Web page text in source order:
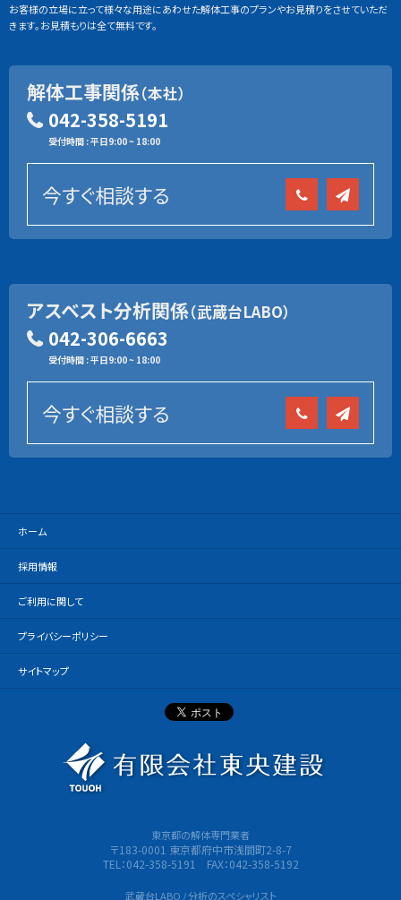
お客様の立場に立って様々な用途にあわせた解体工事のプランやお見積りをさせていただ
きます。お見積もりは全て無料です。
解体工事関係（本社）
042-358-5191
受付時間 : 平日9:00 ~ 18:00
今すぐ相談する
アスベスト分析関係（武蔵台LABO）
042-306-6663
受付時間 : 平日9:00 ~ 18:00
今すぐ相談する
ホーム
採用情報
ご利用に関して
プライバシーポリシー
サイトマップ
東京都の解体専門業者
〒183-0001 東京都府中市浅間町2-8-7
TEL：042-358-5191 FAX：042-358-5192
武蔵台LABO / 分析のスペシャリスト